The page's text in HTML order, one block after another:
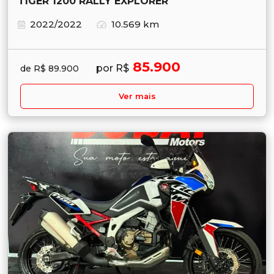
2022/2022
10.569 km
de R$ 89.900 por R$ 85.900
Ver mais